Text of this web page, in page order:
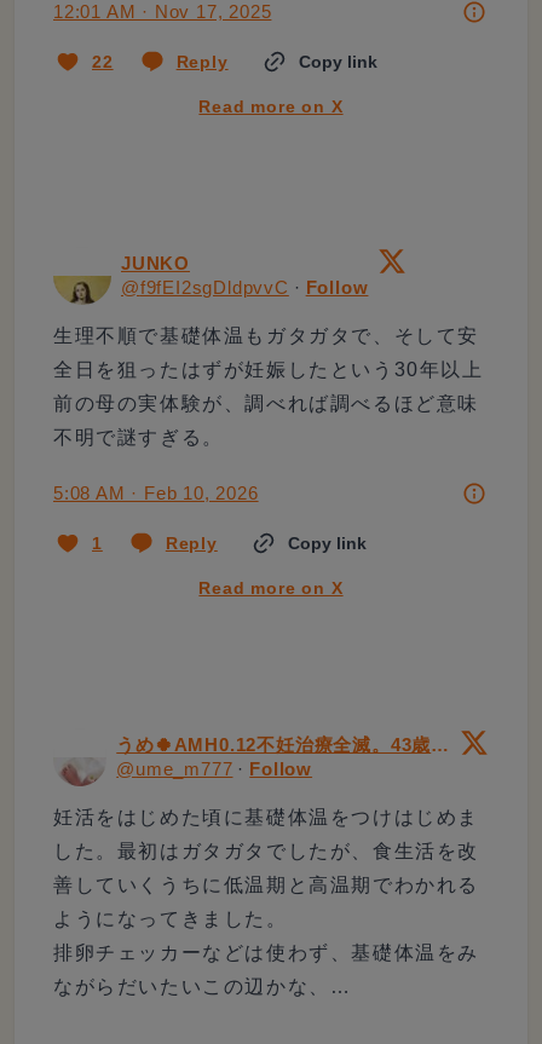
12:01 AM · Nov 17, 2025
22 Reply Copy link
Read more on X
JUNKO
@f9fEI2sgDldpvvC · Follow
生理不順で基礎体温もガタガタで、そして安
全日を狙ったはずが妊娠したという30年以上
前の母の実体験が、調べれば調べるほど意味
不明で謎すぎる。
5:08 AM · Feb 10, 2026
1 Reply Copy link
Read more on X
うめ🍀AMH0.12不妊治療全滅。43歳で自然妊娠
@ume_m777 · Follow
妊活をはじめた頃に基礎体温をつけはじめま
した。最初はガタガタでしたが、食生活を改
善していくうちに低温期と高温期でわかれる
ようになってきました。
排卵チェッカーなどは使わず、基礎体温をみ
ながらだいたいこの辺かな、…